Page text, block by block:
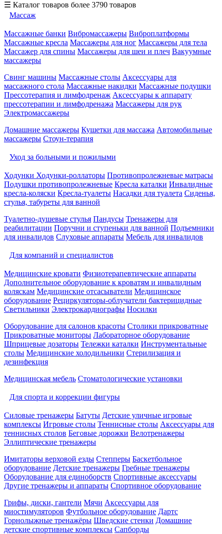
☰ Каталог товаров более 3790 товаров
Массаж
Массажные банки Вибромассажеры Виброплатформы
Массажные кресла Массажеры для ног Массажеры для тела
Массажер для спины Массажеры для шеи и плеч Вакуумные
массажеры
Свинг машины Массажные столы Аксессуары для
массажного стола Массажные накидки Массажные подушки
Прессотерапия и лимфодренаж Аксессуары к аппарату
прессотерапии и лимфодренажа Массажеры для рук
Электромассажеры
Домашние массажеры Кушетки для массажа Автомобильные
массажеры Стоун-терапия
Уход за больными и пожилыми
Ходунки Ходунки-роллаторы Противопролежневые матрасы
Подушки противопролежневые Кресла каталки Инвалидные
кресла-коляски Кресла-туалеты Насадки для туалета Сиденья,
стулья, табуреты для ванной
Туалетно-душевые стулья Пандусы Тренажеры для
реабилитации Поручни и ступеньки для ванной Подъемники
для инвалидов Слуховые аппараты Мебель для инвалидов
Для компаний и специалистов
Медицинские кровати Физиотерапевтические аппараты
Дополнительное оборудование к кроватям и инвалидным
коляскам Медицинские отсасыватели Медицинское
оборудование Рециркуляторы-облучатели бактерицидные
Светильники Электрокардиографы Носилки
Оборудование для салонов красоты Столики прикроватные
Прикроватные мониторы Лабораторное оборудование
Шприцевые дозаторы Тележки каталки Инструментальные
столы Медицинские холодильники Стерилизация и
дезинфекция
Медицинская мебель Стоматологические установки
Для спорта и коррекции фигуры
Силовые тренажеры Батуты Детские уличные игровые
комплексы Игровые столы Теннисные столы Аксессуары для
теннисных столов Беговые дорожки Велотренажеры
Эллиптические тренажеры
Имитаторы верховой езды Степперы Баскетбольное
оборудование Детские тренажеры Гребные тренажеры
Оборудование для единоборств Спортивные аксессуары
Другие тренажеры и аппараты Спортивное оборудование
Грифы, диски, гантели Мячи Аксессуары для
миостимуляторов Футбольное оборудование Дартс
Горнолыжные тренажёры Шведские стенки Домашние
детские спортивные комплексы Сапборды